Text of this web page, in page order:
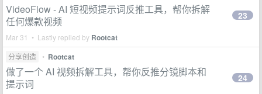
VideoFlow - AI 短视频提示词反推工具，帮你拆解
任何爆款视频
Mar 31 • Lastly replied by Rootcat
23
分享创造 • Rootcat
做了一个 AI 视频拆解工具，帮你反推分镜脚本和
提示词
24